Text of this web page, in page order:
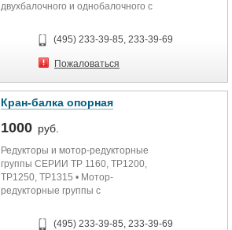
двухбалочного и однобалочного с
(495) 233-39-85, 233-39-69
Пожаловаться
Кран-балка опорная
1000 руб.
Редукторы и мотор-редукторные
группы СЕРИИ TP 1160, ТР1200,
ТР1250, ТР1315 • Мотор-
редукторные группы с
электродвигателями с конусным...
(495) 233-39-85, 233-39-69